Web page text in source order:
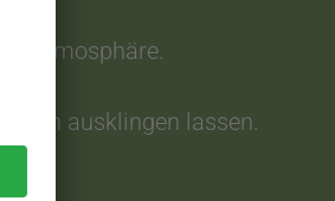
Atmosphäre.
ausklingen lassen.